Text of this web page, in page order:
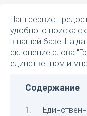
Наш сервис
удобного поиска
в нашей базе. На
склонение слова
единственном и
Содержание